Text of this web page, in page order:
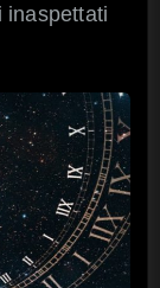
inaspettati